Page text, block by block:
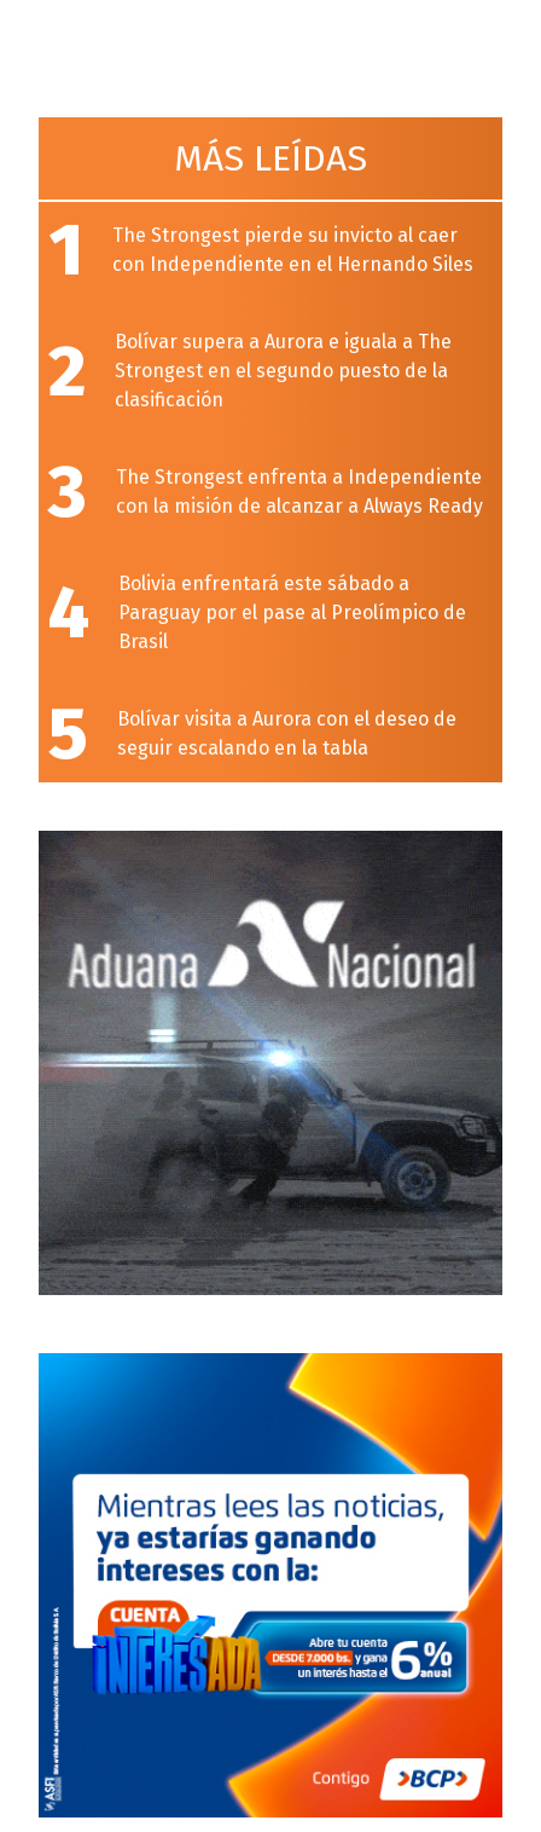
MÁS LEÍDAS
1
The Strongest pierde su invicto al caer
con Independiente en el Hernando Siles
2
Bolívar supera a Aurora e iguala a The
Strongest en el segundo puesto de la
clasificación
3
The Strongest enfrenta a Independiente
con la misión de alcanzar a Always Ready
4
Bolivia enfrentará este sábado a
Paraguay por el pase al Preolímpico de
Brasil
5
Bolívar visita a Aurora con el deseo de
seguir escalando en la tabla